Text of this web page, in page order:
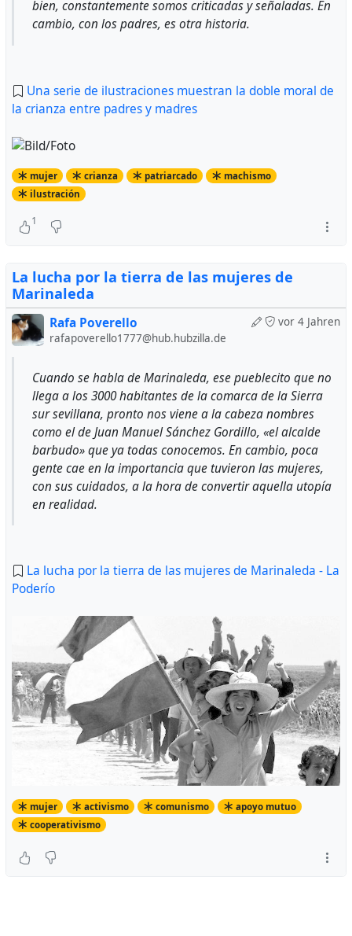
bien, constantemente somos criticadas y señaladas. En
cambio, con los padres, es otra historia.
Una serie de ilustraciones muestran la doble moral de
la crianza entre padres y madres
mujer crianza patriarcado
machismo
ilustración
1
La lucha por la tierra de las mujeres de
Marinaleda
vor 4 Jahren
Rafa Poverello
rafapoverello1777@hub.hubzilla.de
Cuando se habla de Marinaleda, ese pueblecito que no
llega a los 3000 habitantes de la comarca de la Sierra
sur sevillana, pronto nos viene a la cabeza nombres
como el de Juan Manuel Sánchez Gordillo, «el alcalde
barbudo» que ya todas conocemos. En cambio, poca
gente cae en la importancia que tuvieron las mujeres,
con sus cuidados, a la hora de convertir aquella utopía
en realidad.
La lucha por la tierra de las mujeres de Marinaleda - La
Poderío
mujer activismo comunismo
apoyo mutuo
cooperativismo